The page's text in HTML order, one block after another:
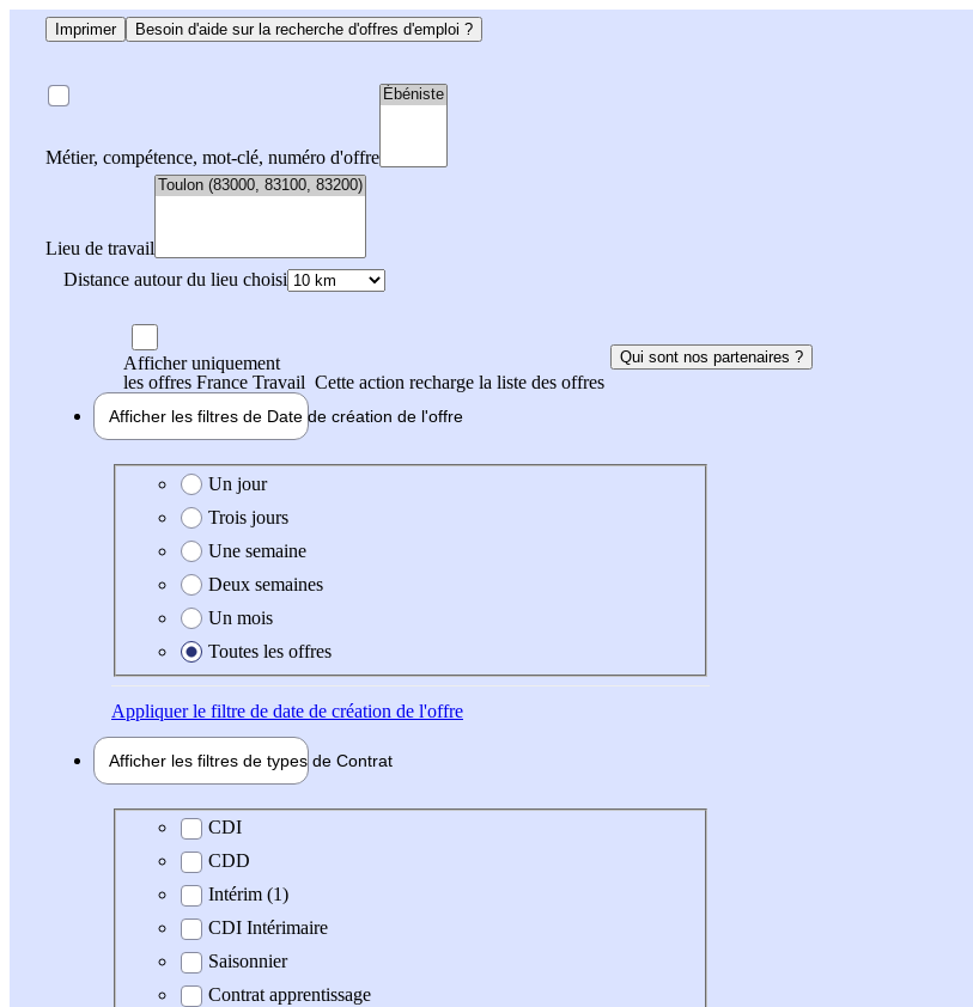
Imprimer Besoin d'aide sur la recherche d'offres d'emploi ?
Métier, compétence, mot-clé, numéro d'offre
Lieu de travail
Distance autour du lieu choisi
Afficher uniquement
les offres France Travail Cette action recharge la liste des offres
Qui sont nos partenaires ?
Afficher les filtres de Date de création de l'offre
Date de création de l'offre
Un jour
Trois jours
Une semaine
Deux semaines
Un mois
Toutes les offres
Appliquerle filtre de date de création de l'offre
Afficher les filtres de types de Contrat
Type de contrat
CDI
CDD
Intérim (1)
CDI Intérimaire
Saisonnier
Contrat apprentissage